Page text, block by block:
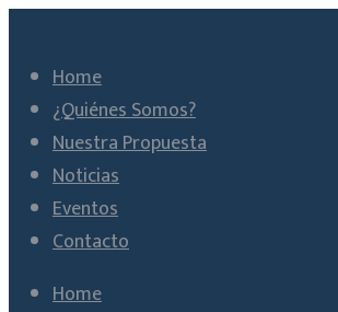
Home
¿Quiénes Somos?
Nuestra Propuesta
Noticias
Eventos
Contacto
Home